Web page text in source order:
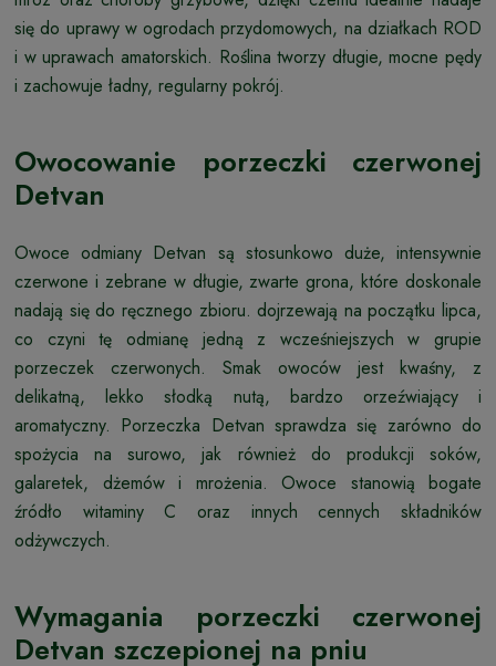
się do uprawy w ogrodach przydomowych, na działkach ROD
i w uprawach amatorskich. Roślina tworzy długie, mocne pędy
i zachowuje ładny, regularny pokrój.
Owocowanie porzeczki czerwonej
Detvan
Owoce odmiany Detvan są stosunkowo duże, intensywnie
czerwone i zebrane w długie, zwarte grona, które doskonale
nadają się do ręcznego zbioru. dojrzewają na początku lipca,
co czyni tę odmianę jedną z wcześniejszych w grupie
porzeczek czerwonych. Smak owoców jest kwaśny, z
delikatną, lekko słodką nutą, bardzo orzeźwiający i
aromatyczny. Porzeczka Detvan sprawdza się zarówno do
spożycia na surowo, jak również do produkcji soków,
galaretek, dżemów i mrożenia. Owoce stanowią bogate
źródło witaminy C oraz innych cennych składników
odżywczych.
Wymagania porzeczki czerwonej
Detvan szczepionej na pniu